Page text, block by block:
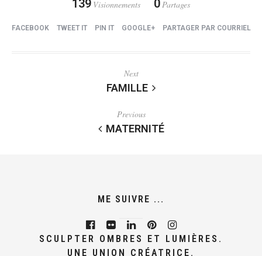
139 Visionnements 0Partages
FACEBOOK TWEET IT PIN IT GOOGLE+ PARTAGER PAR COURRIEL
Next
FAMILLE
Previous
MATERNITÉ
ME SUIVRE ...
SCULPTER OMBRES ET LUMIÈRES.
UNE UNION CRÉATRICE.